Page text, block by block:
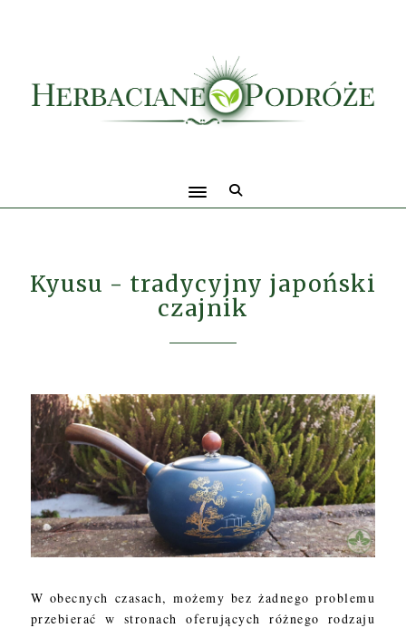
Kyusu - tradycyjny japoński
czajnik
W obecnych czasach, możemy bez żadnego problemu
przebierać w stronach oferujących różnego rodzaju